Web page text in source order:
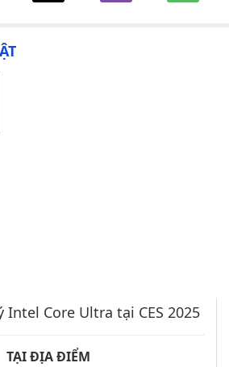
Intel Core Ultra tại CES 2025
TẠI ĐỊA ĐIỂM